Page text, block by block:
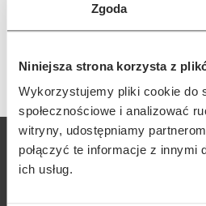
Zgoda
Niniejsza strona korzysta z
Wykorzystujemy pliki cookie do
społecznościowe i analizować
witryny, udostępniamy
połączyć te informacje z
ich usług.
O nas
Centrum pomocy